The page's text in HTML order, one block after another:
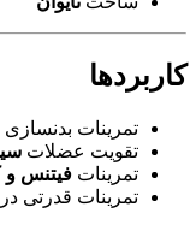
کاربردها
تمرینات بدنسازی
تقویت عضلات
تمرینات فیتنس
تمرینات قدرتی در